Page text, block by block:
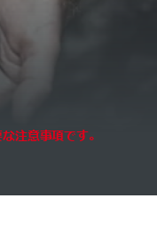
注意事項です。